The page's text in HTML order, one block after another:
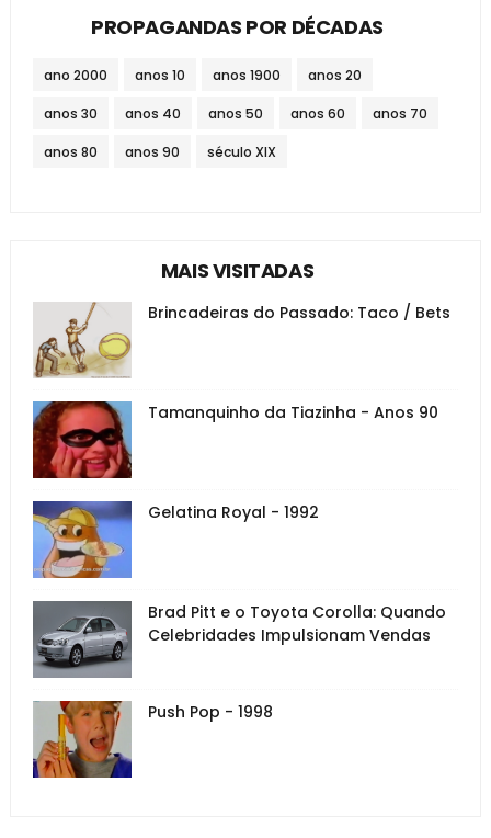
PROPAGANDAS POR DÉCADAS
ano 2000 anos 10 anos 1900 anos 20
anos 30 anos 40 anos 50 anos 60 anos 70
anos 80 anos 90 século XIX
MAIS VISITADAS
Brincadeiras do Passado: Taco / Bets
Tamanquinho da Tiazinha - Anos 90
Gelatina Royal - 1992
Brad Pitt e o Toyota Corolla: Quando
Celebridades Impulsionam Vendas
Push Pop - 1998